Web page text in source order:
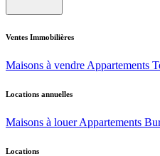
Ventes Immobilières
Maisons à vendre Appartements
Locations annuelles
Maisons à louer Appartements
Locations